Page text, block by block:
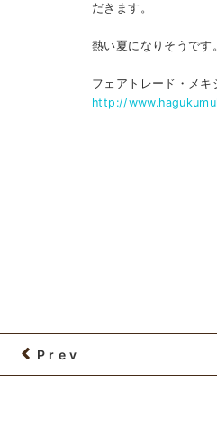
だきます。
熱い夏になりそうです。
フェアトレード・メキ
http://
Prev